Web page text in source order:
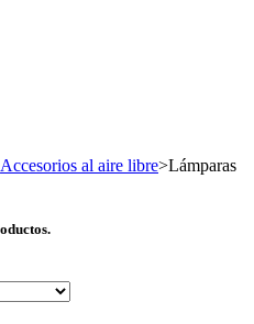
Accesorios al aire libre>Lámparas